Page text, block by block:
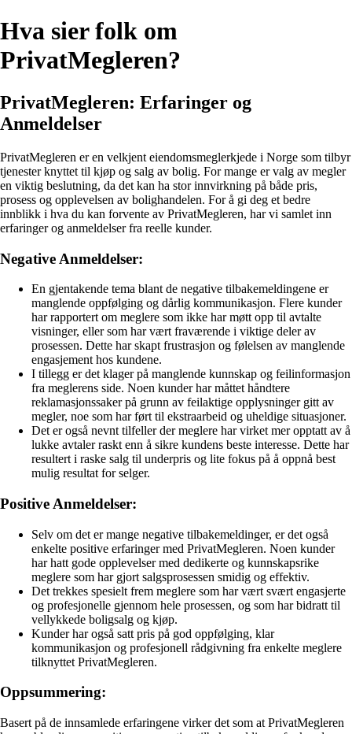
Hva sier folk om
PrivatMegleren?
PrivatMegleren: Erfaringer og
Anmeldelser
PrivatMegleren er en velkjent eiendomsmeglerkjede i Norge som tilbyr
tjenester knyttet til kjøp og salg av bolig. For mange er valg av megler
en viktig beslutning, da det kan ha stor innvirkning på både pris,
prosess og opplevelsen av bolighandelen. For å gi deg et bedre
innblikk i hva du kan forvente av PrivatMegleren, har vi samlet inn
erfaringer og anmeldelser fra reelle kunder.
Negative Anmeldelser:
En gjentakende tema blant de negative tilbakemeldingene er
manglende oppfølging og dårlig kommunikasjon. Flere kunder
har rapportert om meglere som ikke har møtt opp til avtalte
visninger, eller som har vært fraværende i viktige deler av
prosessen. Dette har skapt frustrasjon og følelsen av manglende
engasjement hos kundene.
I tillegg er det klager på manglende kunnskap og feilinformasjon
fra meglerens side. Noen kunder har måttet håndtere
reklamasjonssaker på grunn av feilaktige opplysninger gitt av
megler, noe som har ført til ekstraarbeid og uheldige situasjoner.
Det er også nevnt tilfeller der meglere har virket mer opptatt av å
lukke avtaler raskt enn å sikre kundens beste interesse. Dette har
resultert i raske salg til underpris og lite fokus på å oppnå best
mulig resultat for selger.
Positive Anmeldelser:
Selv om det er mange negative tilbakemeldinger, er det også
enkelte positive erfaringer med PrivatMegleren. Noen kunder
har hatt gode opplevelser med dedikerte og kunnskapsrike
meglere som har gjort salgsprosessen smidig og effektiv.
Det trekkes spesielt frem meglere som har vært svært engasjerte
og profesjonelle gjennom hele prosessen, og som har bidratt til
vellykkede boligsalg og kjøp.
Kunder har også satt pris på god oppfølging, klar
kommunikasjon og profesjonell rådgivning fra enkelte meglere
tilknyttet PrivatMegleren.
Oppsummering:
Basert på de innsamlede erfaringene virker det som at PrivatMegleren